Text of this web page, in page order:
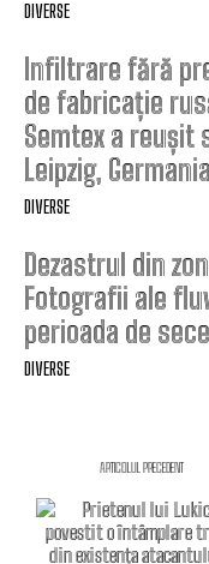
DIVERSE
Infiltrare fără
de fabricație
Semtex a reușit
Leipzig, Germania
DIVERSE
Dezastrul din
Fotografii ale
perioada de
DIVERSE
ARTICOLUL PRECEDENT